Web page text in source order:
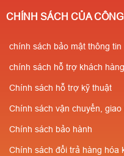
CHÍNH SÁCH CỦA
chính sách bảo mật thông tin
chính sách hỗ trợ khách hàng
Chính sách hỗ trợ kỹ thuật
Chính sách vận chuyển, giao
Chính sách bảo hành
Chính sách đổi trả hàng hóa